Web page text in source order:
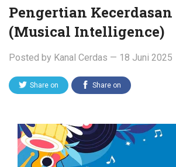
Pengertian
(Musical Intelligence)
Posted by Kanal Cerdas — 18 Juni 2025
Share on Share on